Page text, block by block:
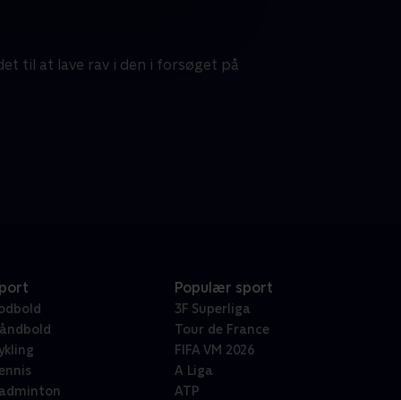
til at lave rav i den i forsøget på
Populær sport
3F Superliga
Tour de France
FIFA VM 2026
A Liga
ATP